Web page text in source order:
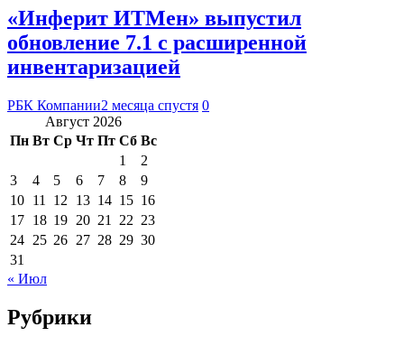
«Инферит ИТМен» выпустил
обновление 7.1 с расширенной
инвентаризацией
РБК Компании2 месяца спустя 0
Август 2026
Пн Вт Ср Чт Пт Сб Вс
1
2
3
4 5 6 7 8
9
10 11 12 13 14 15 16
17 18 19 20 21 22 23
24 25 26 27 28 29 30
31
« Июл
Рубрики